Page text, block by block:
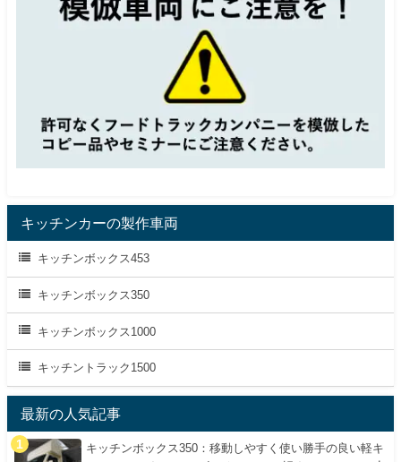
キッチンカーの製作車両
キッチンボックス453
キッチンボックス350
キッチンボックス1000
キッチントラック1500
最新の人気記事
キッチンボックス350：移動しやすく使い勝手の良い軽キ